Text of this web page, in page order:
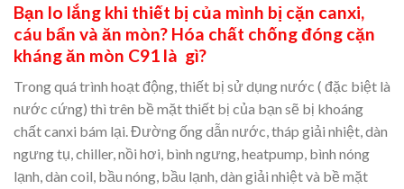
Bạn lo lắng khi thiết bị của mình bị cặn canxi,
cáu bẩn và ăn mòn? Hóa chất chống đóng cặn
kháng ăn mòn C91 là gì?
Trong quá trình hoạt động, thiết bị sử dụng nước ( đặc biệt là
nước cứng) thì trên bề mặt thiết bị của bạn sẽ bị khoáng
chất canxi bám lại. Đường ống dẫn nước, tháp giải nhiệt, dàn
ngưng tụ, chiller, nồi hơi, bình ngưng, heatpump, bình nóng
lạnh, dàn coil, bầu nóng, bầu lạnh, dàn giải nhiệt và bề mặt